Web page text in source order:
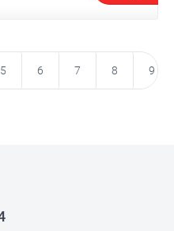
5 6 7 8 9